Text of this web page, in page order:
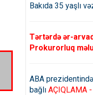
Bakıda 35 yaşlı
Tərtərdə ər-arvad
Prokurorluq
ABA
bağlı AÇIQLAMA